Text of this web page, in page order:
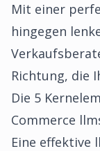
Mit einer
hingegen
Richtung, die
Die 5
Commerce
Eine effektive